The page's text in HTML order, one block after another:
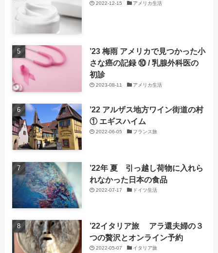
2022-12-15 アメリカ生活
’23 梅雨 アメリカで見つかった小
さな癌の記録 ⑩ / 乳腺外科医の
初診
2023-08-11 アメリカ生活
’22 アルザス地方ワイン街道の村
① エギスハイム
2022-06-05 フランス旅
’22年 夏 引っ越し荷物に入れら
れなかった日本の食品
2022-07-17 ドイツ生活
’22イタリア旅 アラ還夫婦の３
つの贅沢とオンライン予約
2022-05-07 イタリア旅